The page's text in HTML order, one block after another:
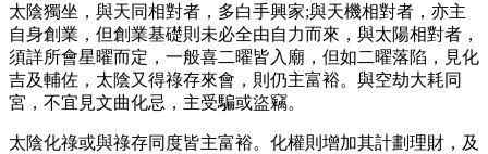
太陰獨坐，與天同相對者，多白手興家;與天機相對者，亦主
自身創業，但創業基礎則未必全由自力而來，與太陽相對者，
須詳所會星曜而定，一般喜二曜皆入廟，但如二曜落陷，見化
吉及輔佐，太陰又得祿存來會，則仍主富裕。與空劫大耗同
宮，不宜見文曲化忌，主受騙或盜竊。
太陰化祿或與祿存同度皆主富裕。化權則增加其計劃理財，及